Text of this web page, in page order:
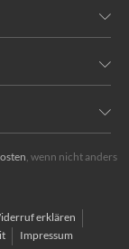
, wenn nicht anders
erklären
Impressum